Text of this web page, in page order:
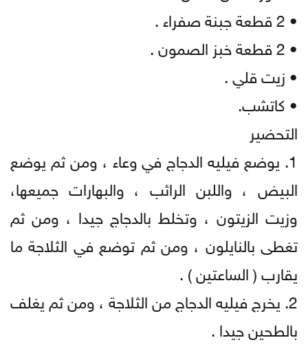
• 2 قطعة جبنة صفراء .
• 2 قطعة خبز الصمون .
• زيت قلي .
• كاتشب.
التحضير
1. يوضع فيليه الدجاج في وعاء ، ومن ثم يوضع
البيض ، واللبن الرائب ، والبهارات جميعها،
وزيت الزيتون ، وتخلط بالدجاج جيدا ، ومن ثم
تغطى بالنايلون ، ومن ثم توضع في الثلاجة ما
يقارب ( الساعتين ) .
2. يخرج فيليه الدجاج من الثلاجة ، ومن ثم يغلف
بالطحين جيدا .